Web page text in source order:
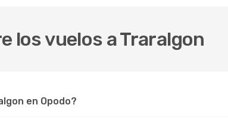
los vuelos a Traralgon
en Opodo?